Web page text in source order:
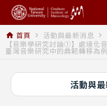
home 首頁 navigate_next 活動與最新消息 navigate_next
【音樂學研究討論①】處境化
臺灣音樂研究中的典範轉移為例
活動與